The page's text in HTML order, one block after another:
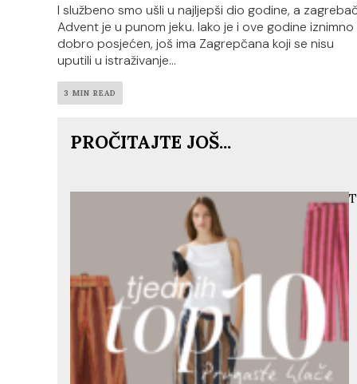
I službeno smo ušli u najljepši dio godine, a
Advent je u punom jeku. Iako je i ove godine iznimno
dobro posjećen, još ima Zagrepčana koji se nisu
uputili u istraživanje...
3 MIN READ
PROČITAJTE JOŠ...